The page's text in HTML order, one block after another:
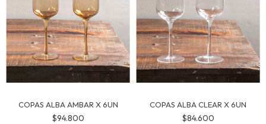
COPAS ALBA AMBAR X 6UN
$94.800
COPAS ALBA CLEAR X 6UN
$84.600